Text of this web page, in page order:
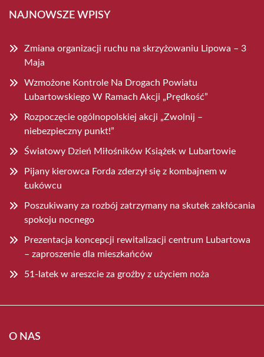
NAJNOWSZE WPISY
Zmiana organizacji ruchu na skrzyżowaniu Lipowa – 3
Maja
Wzmożone Kontrole Na Drogach Powiatu
Lubartowskiego W Ramach Akcji „Prędkość”
Rozpoczęcie ogólnopolskiej akcji „Zwolnij –
niebezpieczny punkt!”
Światowy Dzień Miłośników Książek w Lubartowie
Pijany kierowca Forda zderzył się z kombajnem w
Łukówcu
Poszukiwany za rozbój zatrzymany na skutek zakłócania
spokoju nocnego
Prezentacja koncepcji rewitalizacji centrum Lubartowa
– zaproszenie dla mieszkańców
51-latek w areszcie za groźby z użyciem noża
O NAS